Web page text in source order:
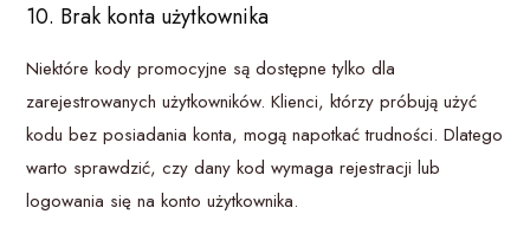
10. Brak konta użytkownika
Niektóre kody promocyjne są dostępne tylko dla
zarejestrowanych użytkowników. Klienci, którzy próbują użyć
kodu bez posiadania konta, mogą napotkać trudności. Dlatego
warto sprawdzić, czy dany kod wymaga rejestracji lub
logowania się na konto użytkownika.